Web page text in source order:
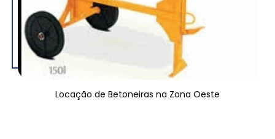
Locação de Betoneiras na Zona Oeste